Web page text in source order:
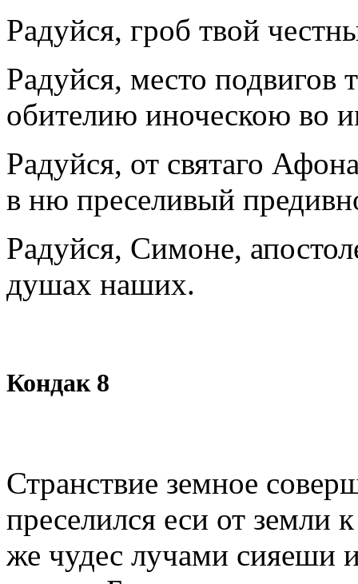
Радуйся, гроб твой
Радуйся, место подвигов
обителию иноческою во
Радуйся, от святаго
в ню преселивый
Радуйся, Симоне,
душах наших.
Кондак 8
Странствие земное
преселился еси от земли
же чудес лучами сияеши